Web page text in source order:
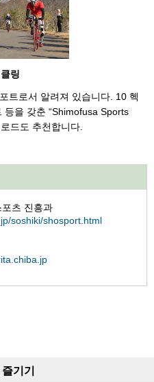
링
트로서 알려져 있습니다. 10 헥
을 갖춘 “Shimofusa Sports
드도 추천합니다.
츠 진흥과
soshiki/shosport.html
기기